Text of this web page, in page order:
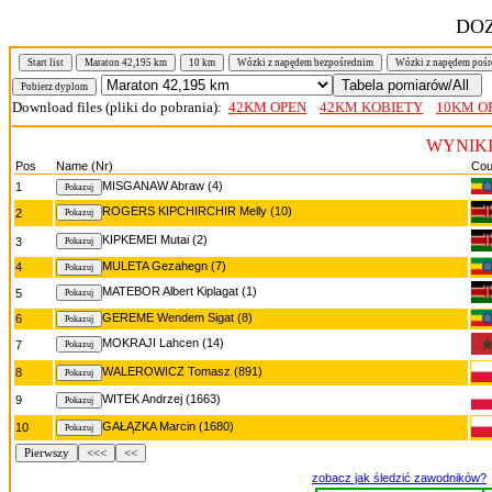
Start list Maraton 42,195 km 10 km Wózki z napędem bezpośrednim Wózki z napędem
Download files (pliki do pobrania): 42KM OPEN 42KM KOBIETY 10KM
Pos Name (Nr)
1
MISGANAW Abraw (4)
2
ROGERS KIPCHIRCHIR Melly (10)
3 KIPKEMEI Mutai (2)
4
MULETA Gezahegn (7)
5
MATEBOR Albert Kiplagat (1)
6
GEREME Wendem Sigat (8)
7
MOKRAJI Lahcen (14)
8 WALEROWICZ Tomasz (891)
9 WITEK Andrzej (1663)
10 GAŁĄZKA Marcin (1680)
Pierwszy <<< <<
zobacz jak śledzić zawodników?